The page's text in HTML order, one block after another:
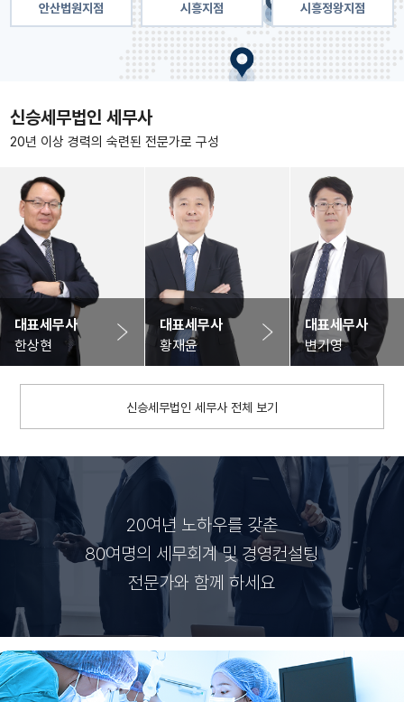
안산법원지점 시흥지점 시흥정왕지점
신승세무법인 세무사
20년 이상 경력의 숙련된 전문가로 구성
대표세무사
한상현
대표세무사
황재윤
대표세무사
변기영
신승세무법인 세무사 전체 보기
20여년 노하우를 갖춘
80여명의 세무회계 및 경영컨설팅
전문가와 함께 하세요